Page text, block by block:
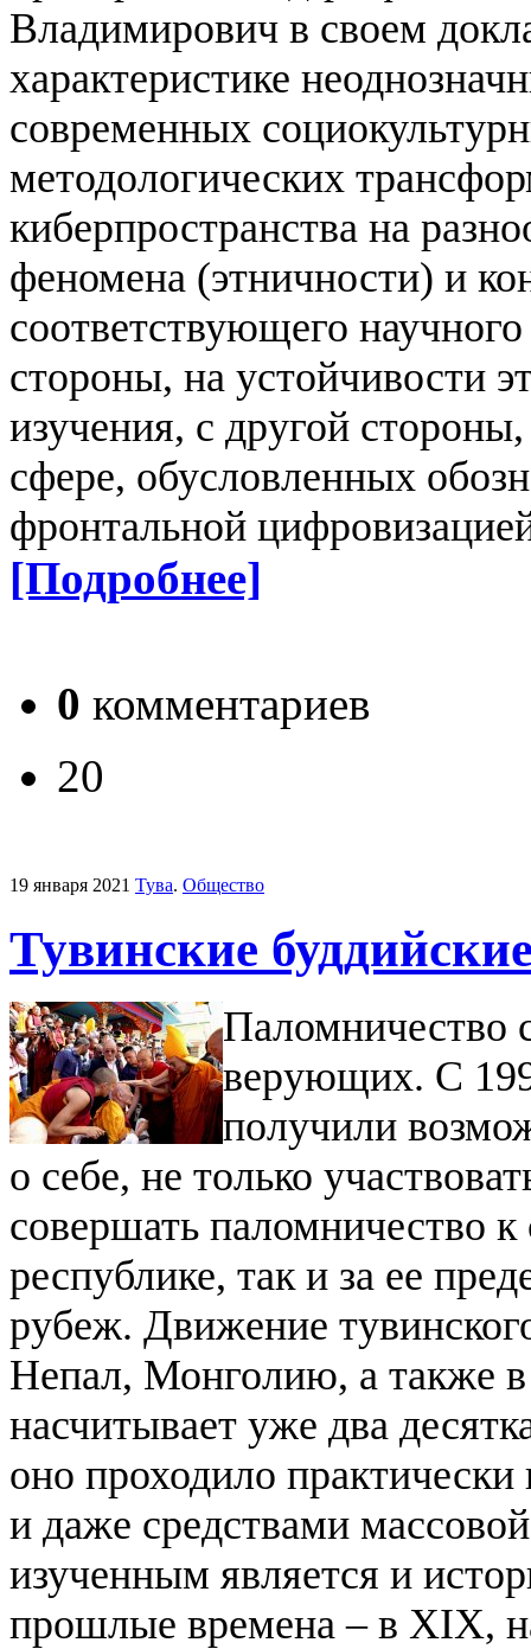
Владимирович в своем
характеристике
современных
методологических
киберпространства на
феномена (этничности) и
соответствующего
стороны, на устойчивости
изучения, с другой
сфере, обусловленных
фронтальной
[Подробнее]
0 комментариев
20
19 января 2021 Тува. Общество
Тувинские
Паломничество
верующих. С
получили
о себе, не только
совершать паломничество
республике, так и за ее
рубеж. Движение
Непал, Монголию, а также
насчитывает уже два
оно проходило
и даже средствами
изученным является и
прошлые времена – в XIX,